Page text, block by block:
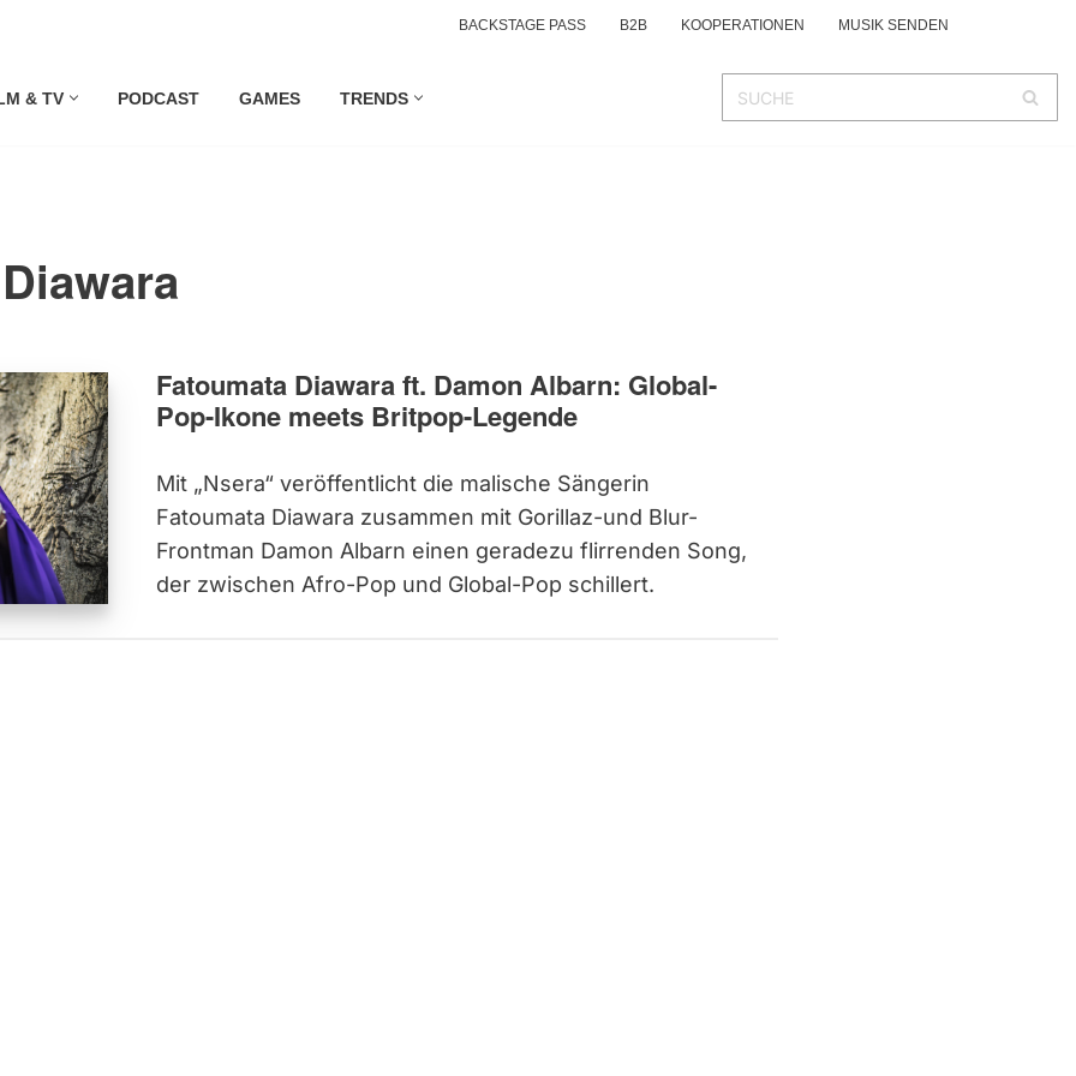
BACKSTAGE PASS B2B KOOPERATIONEN MUSIK SENDEN
& TV PODCAST GAMES TRENDS
Fatoumata Diawara ft. Damon Albarn: Global-
Pop-Ikone meets Britpop-Legende
Mit „Nsera“ veröffentlicht die malische Sängerin
Fatoumata Diawara zusammen mit Gorillaz-und Blur-
Frontman Damon Albarn einen geradezu flirrenden Song,
der zwischen Afro-Pop und Global-Pop schillert.